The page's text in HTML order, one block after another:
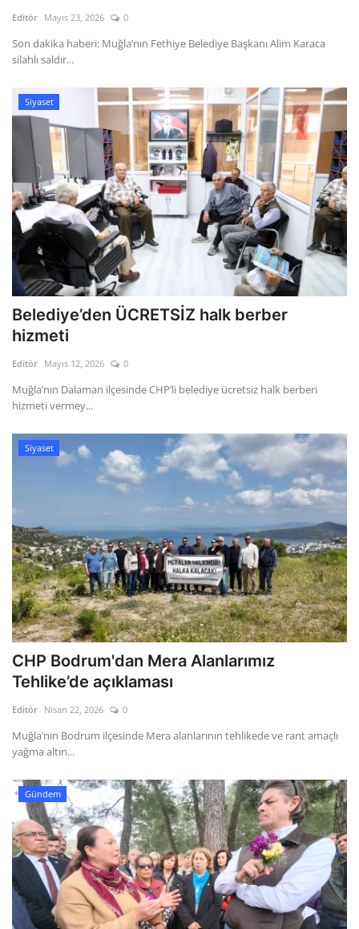
Sağlık
Gündem
Dünya
Editör Mayıs 23, 2026 0
Son dakika haberi: Muğla’nın Fethiye Belediye Başkanı Alim Karaca
silahlı saldır...
Siyaset
Belediye’den ÜCRETSİZ halk berber
hizmeti
Editör Mayıs 12, 2026 0
Muğla’nın Dalaman ilçesinde CHP’li belediye ücretsiz halk berberi
hizmeti vermey...
Siyaset
CHP Bodrum'dan Mera Alanlarımız
Tehlike’de açıklaması
Editör Nisan 22, 2026 0
Muğla’nın Bodrum ilçesinde Mera alanlarının tehlikede ve rant amaçlı
yağma altın...
Gündem